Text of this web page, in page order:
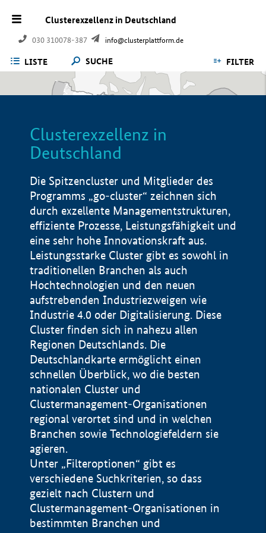
Clusterexzellenz in Deutschland
030 310078-387 info@clusterplattform.de
LISTE SUCHE FILTER
Clusterexzellenz in
Deutschland
Die Spitzencluster und Mitglieder des
Programms „go-cluster“ zeichnen sich
durch exzellente Managementstrukturen,
effiziente Prozesse, Leistungsfähigkeit und
eine sehr hohe Innovationskraft aus.
Leistungsstarke Cluster gibt es sowohl in
traditionellen Branchen als auch
Hochtechnologien und den neuen
aufstrebenden Industriezweigen wie
Industrie 4.0 oder Digitalisierung. Diese
Cluster finden sich in nahezu allen
Regionen Deutschlands. Die
Deutschlandkarte ermöglicht einen
schnellen Überblick, wo die besten
nationalen Cluster und
Clustermanagement-Organisationen
regional verortet sind und in welchen
Branchen sowie Technologiefeldern sie
agieren.
Unter „Filteroptionen“ gibt es
verschiedene Suchkriterien, so dass
gezielt nach Clustern und
Clustermanagement-Organisationen in
bestimmten Branchen und
Impressum
Datenschutzerklärung
BMWE, 2026 ©
100 km © Geobasis-DE / BKG 2015